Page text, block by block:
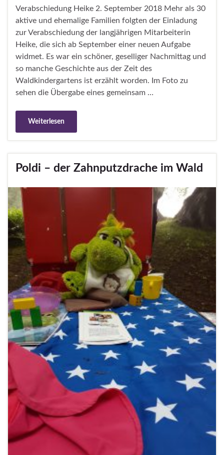
Verabschiedung Heike 2. September 2018 Mehr als 30
aktive und ehemalige Familien folgten der Einladung
zur Verabschiedung der langjährigen Mitarbeiterin
Heike, die sich ab September einer neuen Aufgabe
widmet. Es war ein schöner, geselliger Nachmittag und
so manche Geschichte aus der Zeit des
Waldkindergartens ist erzählt worden. Im Foto zu
sehen die Übergabe eines gemeinsam …
Weiterlesen
Poldi – der Zahnputzdrache im Wald